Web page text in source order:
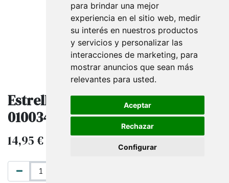
para brindar una mejor
experiencia en el sitio web, medir
su interés en nuestros productos
y servicios y personalizar las
interacciones de marketing, para
mostrar anuncios que sean más
relevantes para usted.
Aceptar
Rechazar
Configurar
Estrellas De Rafia 100 und
010034/3102 6802 mm14 col 98
14,95€